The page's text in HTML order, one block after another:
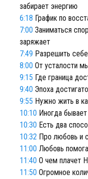
забирает энергию
6:18 График по
7:00 Заниматься
заряжает
7:49 Разрешить
8:00 От усталости
9:15 Где граница
9:40 Эпоха
9:55 Нужно жить в
10:10 Иногда бывает
10:30 Есть два
10:32 Про любовь и
11:00 Любовь
11:40 О чем плачет
11:50 Огромное